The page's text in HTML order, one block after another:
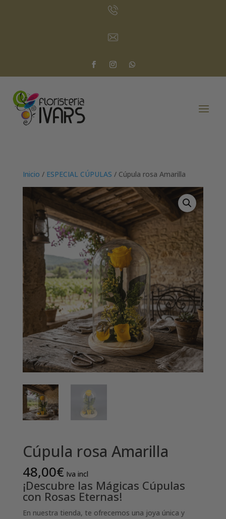
Inicio / ESPECIAL CÚPULAS / Cúpula rosa Amarilla
Cúpula rosa Amarilla
48,00€ Iva incl
¡Descubre las Mágicas Cúpulas
con Rosas Eternas!
En nuestra tienda, te ofrecemos una joya única y